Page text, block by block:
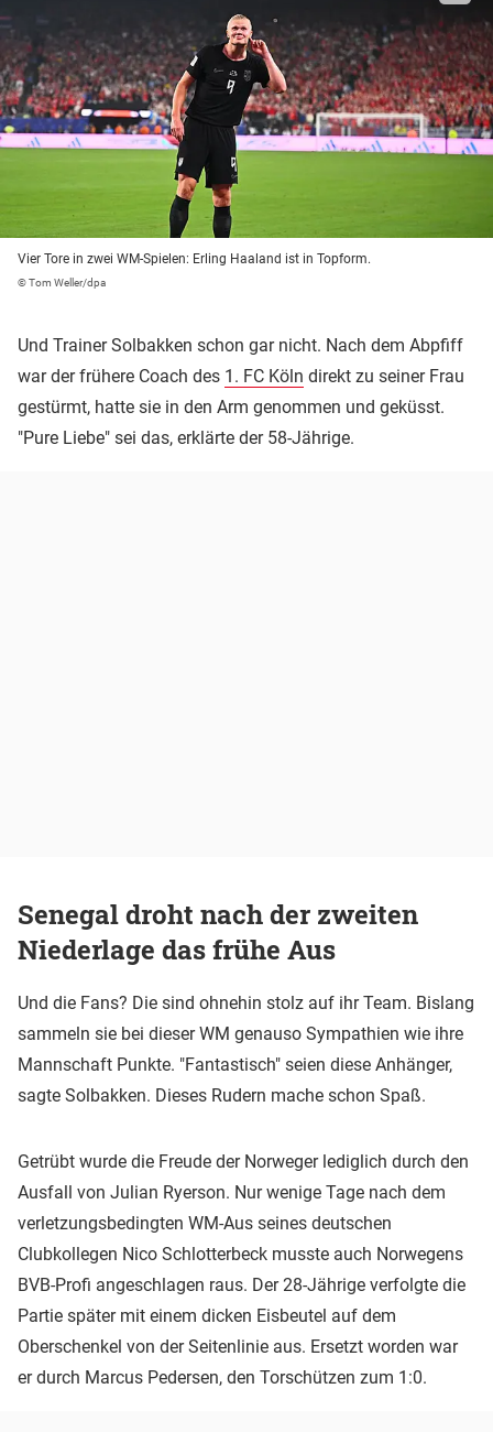
Vier Tore in zwei WM-Spielen: Erling Haaland ist in Topform.
© Tom Weller/dpa
Und Trainer Solbakken schon gar nicht. Nach dem Abpfiff
war der frühere Coach des 1. FC Köln direkt zu seiner Frau
gestürmt, hatte sie in den Arm genommen und geküsst.
"Pure Liebe" sei das, erklärte der 58-Jährige.
Senegal droht nach der zweiten
Niederlage das frühe Aus
Und die Fans? Die sind ohnehin stolz auf ihr Team. Bislang
sammeln sie bei dieser WM genauso Sympathien wie ihre
Mannschaft Punkte. "Fantastisch" seien diese Anhänger,
sagte Solbakken. Dieses Rudern mache schon Spaß.
Getrübt wurde die Freude der Norweger lediglich durch den
Ausfall von Julian Ryerson. Nur wenige Tage nach dem
verletzungsbedingten WM-Aus seines deutschen
Clubkollegen Nico Schlotterbeck musste auch Norwegens
BVB-Profi angeschlagen raus. Der 28-Jährige verfolgte die
Partie später mit einem dicken Eisbeutel auf dem
Oberschenkel von der Seitenlinie aus. Ersetzt worden war
er durch Marcus Pedersen, den Torschützen zum 1:0.